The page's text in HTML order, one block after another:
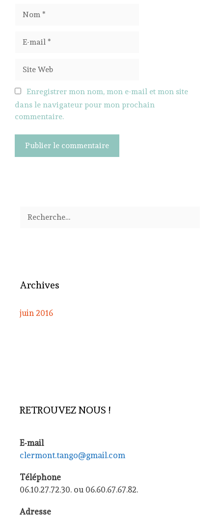
mail
Web
Enregistrer mon nom, mon e-mail et mon site
dans le navigateur pour mon prochain
commentaire.
Archives
juin 2016
RETROUVEZ NOUS !
E-mail
clermont.tango@gmail.com
Téléphone
06.10.27.72.30. ou 06.60.67.67.82.
Adresse